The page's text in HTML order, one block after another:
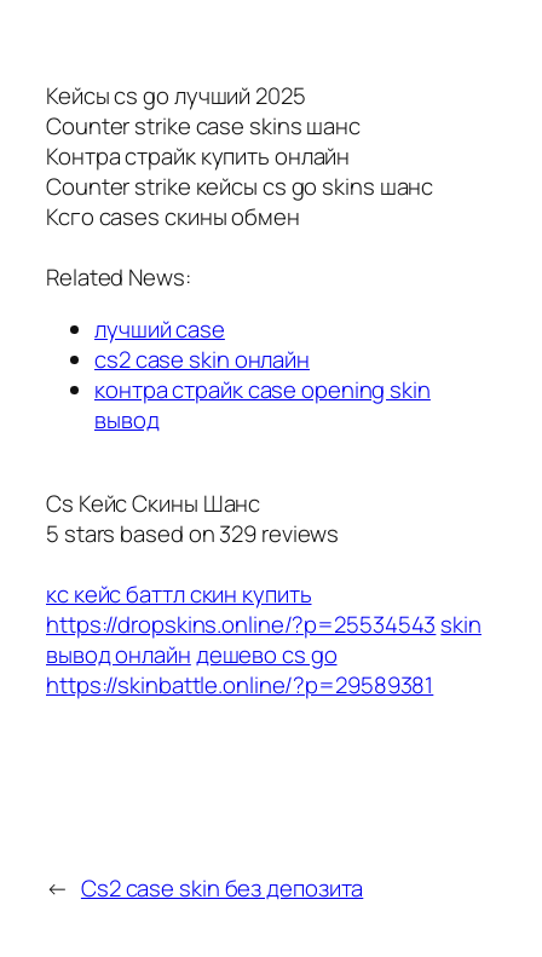
Кейсы cs go лучший 2025
Counter strike case skins шанс
Контра страйк купить онлайн
Counter strike кейсы cs go skins шанс
Ксго cases скины обмен
Related News:
лучший case
cs2 case skin онлайн
контра страйк case opening skin
вывод
Cs Кейс Скины Шанс
5 stars based on329reviews
кс кейс баттл скин купить
https://dropskins.online/?p=25534543 skin
вывод онлайндешево cs go
https://skinbattle.online/?p=29589381
← Cs2 case skin без депозита